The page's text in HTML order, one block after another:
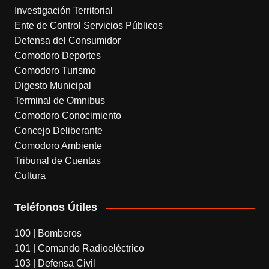
n
s
l
a
t
e
Investigación Territorial
Ente de Control Servicios Públicos
Defensa del Consumidor
Comodoro Deportes
Comodoro Turismo
Digesto Municipal
Terminal de Omnibus
Comodoro Conocimiento
Concejo Deliberante
Comodoro Ambiente
Tribunal de Cuentas
Cultura
Teléfonos Útiles
100 | Bomberos
101 | Comando Radioeléctrico
103 | Defensa Civil